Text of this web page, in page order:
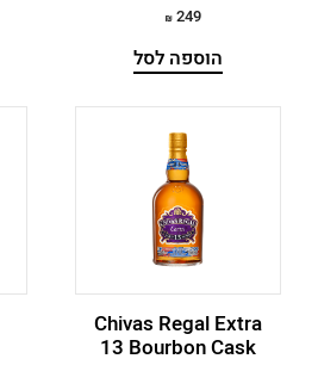
Elijah Craig
Evan Williams
Famous Grouse
Finlaggan
Finnegan
Four Roses
Fujimi
249
הוספה לסל
Chivas Regal Extra
13 Bourbon Cask